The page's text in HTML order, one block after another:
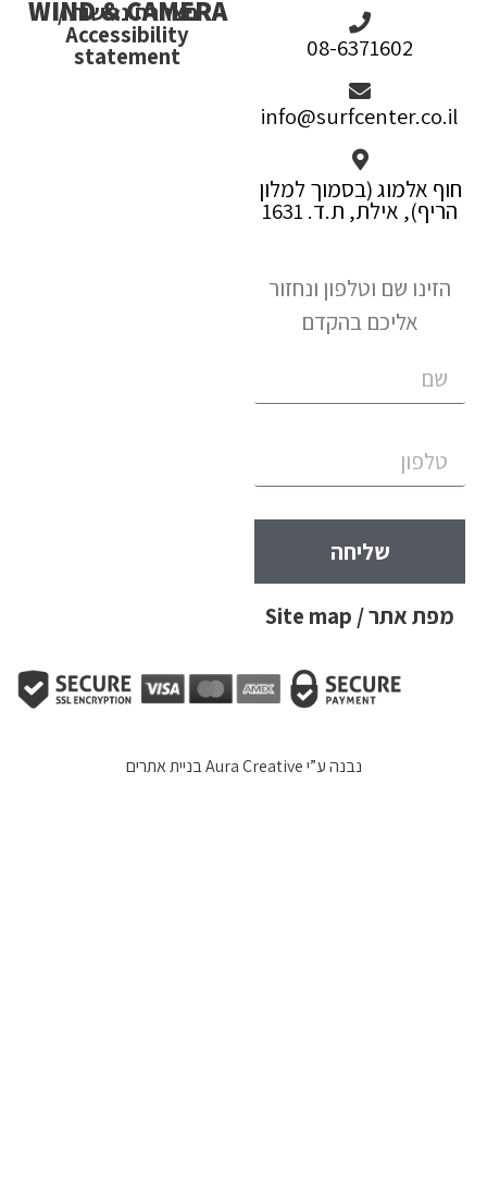
08-6371602
info@surfcenter.co.il
חוף אלמוג (בסמוך למלון
הריף), אילת, ת.ד. 1631
הזינו שם וטלפון ונחזור
אליכם בהקדם
שליחה
מפת אתר / Site map
WIND & CAMERA
הצהרת נגישות /
Accessibility
statement
נבנה ע”יAura Creative בניית אתרים